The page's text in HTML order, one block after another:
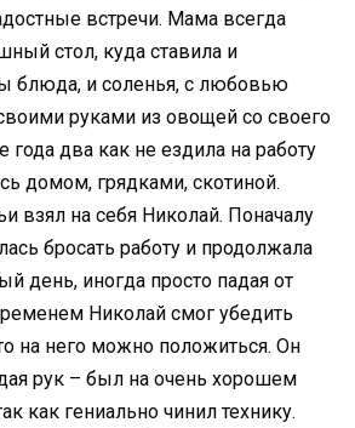
встречи. Мама всегда
стол, куда ставила и
и соленья, с любовью
руками из овощей со своего
два как не ездила на работу
домом, грядками, скотиной.
взял на себя Николай. Поначалу
бросать работу и продолжала
день, иногда просто падая от
Николай смог убедить
на него можно положиться. Он
рук – был на очень хорошем
как гениально чинил технику.